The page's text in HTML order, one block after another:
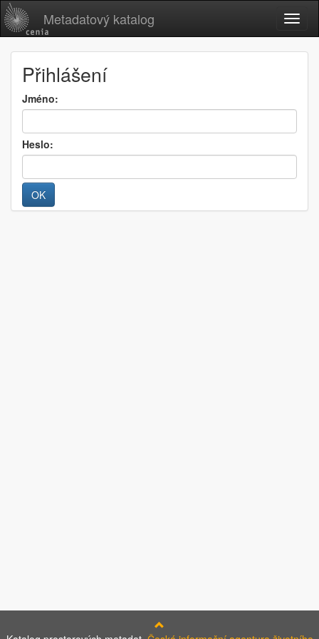
Metadatový katalog
Přihlášení
Jméno:
Heslo: